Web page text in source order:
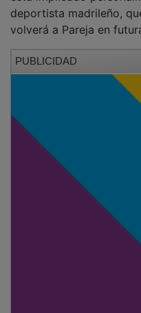
En categoría femenina,
Villafranca Sanz, del
con un tiempo de 32